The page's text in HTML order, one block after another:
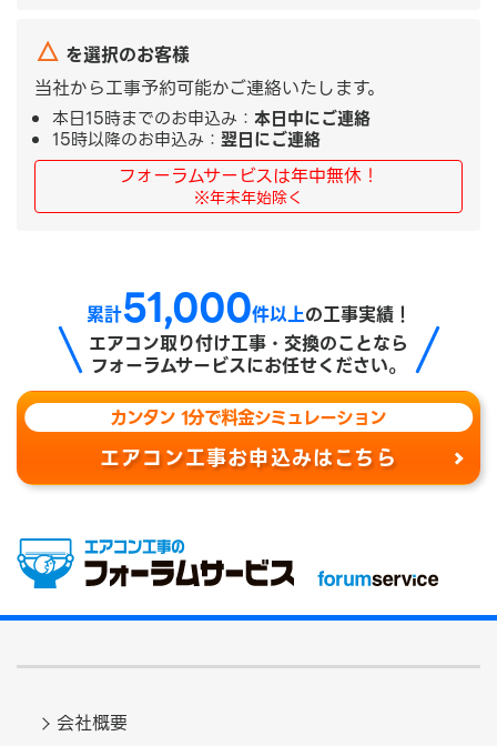
△ を選択のお客様
当社から工事予約可能かご連絡いたします。
本日15時までのお申込み： 本日中にご連絡
15時以降のお申込み： 翌日にご連絡
フォーラムサービスは年中無休！
※年末年始除く
累計51,000件以上の工事実績！
エアコン取り付け工事・交換のことなら
フォーラムサービスにお任せください。
カンタン 1分で料金シミュレーション
エアコン工事お申込みはこちら
会社概要